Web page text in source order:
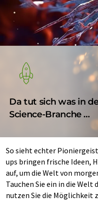
Da tut sich was in
Science-Branche …
So sieht echter
ups bringen frische Ideen,
auf, um die Welt von
Tauchen Sie ein in die
nutzen Sie die